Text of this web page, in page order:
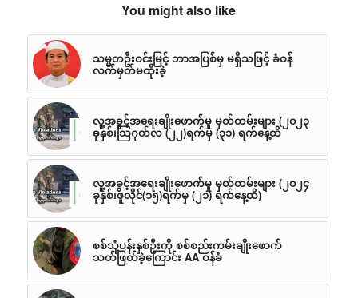
You might also like
သမ္မတဦးဝင်းမြင့် ဘာအပြစ်မှ မရှိသဖြင့် ခံဝန်
လက်မှတ်မထိုးခဲ့
လူ့အခွင့်အရေးချိုးဖောက်မှု မှတ်တမ်းများ (၂၀၂၃
ခုနှစ်၊သြဂုတ်လ (၂၂)ရက်မှ (၃၁) ရက်နေ့ထိ
လူ့အခွင့်အရေးချိုးဖောက်မှု မှတ်တမ်းများ (၂၀၂၄
ခုနှစ်၊ဇူလိုင်(၁၅)ရက်မှ (၂၁) ရက်နေ့ထိ)
စစ်သုံ့ပန်းနှစ်ဦးကို စစ်စည်းကမ်းချိုးဖောက်
သတ်ဖြတ်ခဲ့ကြောင်း AA ဝန်ခံ